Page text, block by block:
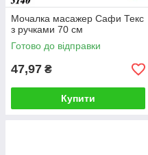
Мочалка масажер Сафи Текс
з ручками 70 см
Готово до відправки
47,97 ₴
Купити